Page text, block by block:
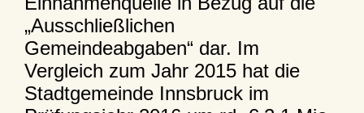
„Ausschließlichen
Gemeindeabgaben“ dar. Im
Vergleich zum Jahr 2015 hat die
Stadtgemeinde Innsbruck im